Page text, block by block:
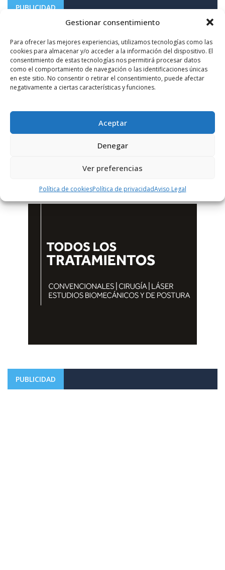
Gestionar consentimiento
Para ofrecer las mejores experiencias, utilizamos tecnologías como las
cookies para almacenar y/o acceder a la información del dispositivo. El
consentimiento de estas tecnologías nos permitirá procesar datos
como el comportamiento de navegación o las identificaciones únicas
en este sitio. No consentir o retirar el consentimiento, puede afectar
negativamente a ciertas características y funciones.
Aceptar
Denegar
Ver preferencias
Política de cookiesPolítica de privacidadAviso Legal
PUBLICIDAD
PUBLICIDAD